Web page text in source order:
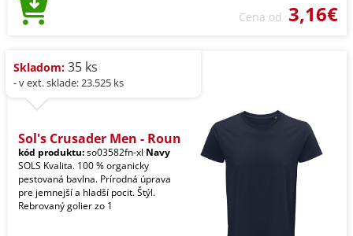
Cena od 3,16€
Skladom: 35 ks
- v ext. sklade: 23.525 ks
Sol's Crusader Men - Roun
kód produktu:so03582fn-xl Navy
SOLS Kvalita. 100 % organicky
pestovaná bavlna. Prírodná úprava
pre jemnejší a hladší pocit. Štýl.
Rebrovaný golier zo 1